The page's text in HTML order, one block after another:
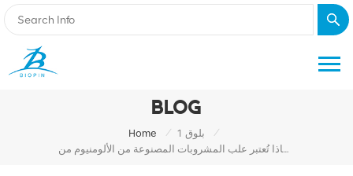
BLOG
Home / بلوق 1
/
لماذا تُعتبر علب المشروبات المصنوعة من الألومنيوم من BIOPIN لا مثيل لها في الحفاظ على نضارة المنتج وحمايته؟